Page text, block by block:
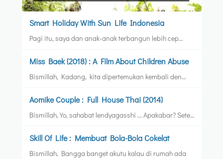
Smart Holiday With Sun Life Indonesia
Pagi itu, saya dan anak-anak terbangun lebih cep…
Miss Baek (2018) : A Film About Children Abuse
Bismillah, Kadang, kita dipertemukan kembali den…
Aomike Couple : Full House Thai (2014)
Bismillah, Yo, sahabat lendyagasshi ... Apakabar? Sete…
Skill Of Life : Membuat Bola-Bola Cokelat
Bismillah, Bangga banget akutu kalau di rumah ada